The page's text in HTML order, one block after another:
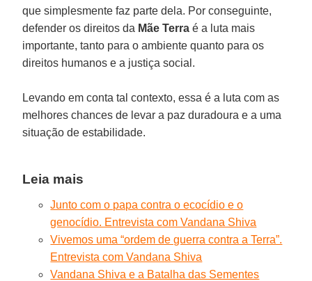
que simplesmente faz parte dela. Por conseguinte,
defender os direitos da Mãe Terra é a luta mais
importante, tanto para o ambiente quanto para os
direitos humanos e a justiça social.
Levando em conta tal contexto, essa é a luta com as
melhores chances de levar a paz duradoura e a uma
situação de estabilidade.
Leia mais
Junto com o papa contra o ecocídio e o
genocídio. Entrevista com Vandana Shiva
Vivemos uma “ordem de guerra contra a Terra”.
Entrevista com Vandana Shiva
Vandana Shiva e a Batalha das Sementes